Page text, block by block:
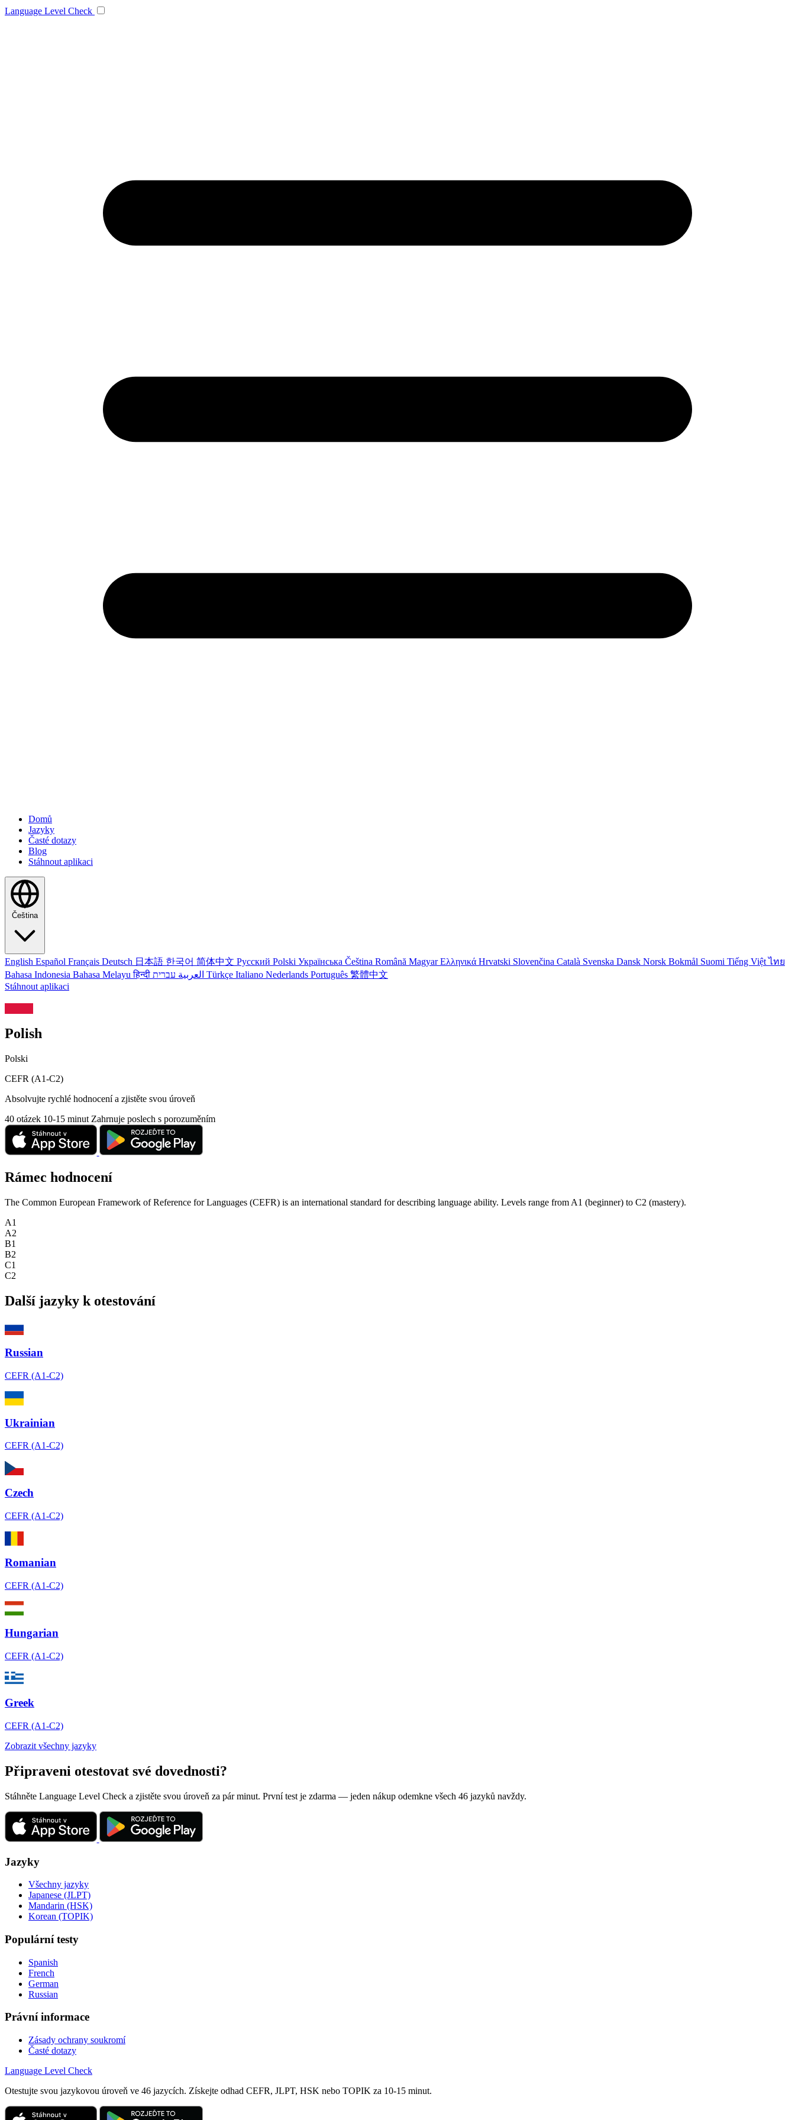
Language Level Check
Domů
Jazyky
Časté dotazy
Blog
Stáhnout aplikaci
Čeština
English Español Français Deutsch 日本語 한국어 简体中文 Русский Polski Українська Čeština Română MagyarΕλληνικά Hrvatski Slovenčina Català Svenska Dansk Norsk Bokmål Suomi Tiếng Việtไทย
Bahasa Indonesia Bahasa Melayuहिन्दी العربية Türkçe Italiano Nederlands Português 繁體中文
Stáhnout aplikaci
Polish
Polski
CEFR (A1-C2)
Absolvujte rychlé hodnocení a zjistěte svou úroveň
40 otázek 10-15 minut Zahrnuje poslech s porozuměním
Rámec hodnocení
The Common European Framework of Reference for Languages (CEFR) is an international standard for describing language ability. Levels range from A1 (beginner) to C2 (mastery).
A1
A2
B1
B2
C1
C2
Další jazyky k otestování
Russian
CEFR (A1-C2)
Ukrainian
CEFR (A1-C2)
Czech
CEFR (A1-C2)
Romanian
CEFR (A1-C2)
Hungarian
CEFR (A1-C2)
Greek
CEFR (A1-C2)
Zobrazit všechny jazyky
Připraveni otestovat své dovednosti?
Stáhněte Language Level Check a zjistěte svou úroveň za pár minut. První test je zdarma — jeden nákup odemkne všech 46 jazyků navždy.
Jazyky
Všechny jazyky
Japanese (JLPT)
Mandarin (HSK)
Korean (TOPIK)
Populární testy
Spanish
French
German
Russian
Právní informace
Zásady ochrany soukromí
Časté dotazy
Language Level Check
Otestujte svou jazykovou úroveň ve 46 jazycích. Získejte odhad CEFR, JLPT, HSK nebo TOPIK za 10-15 minut.